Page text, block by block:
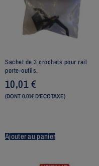
Sachet de 3 crochets pour rail
porte-outils.
10,01€
(DONT 0.01€ D'ECOTAXE)
Ajouter au panier